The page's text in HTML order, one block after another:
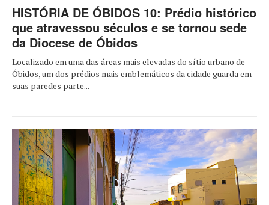
HISTÓRIA DE ÓBIDOS 10: Prédio histórico
que atravessou séculos e se tornou sede
da Diocese de Óbidos
Localizado em uma das áreas mais elevadas do sítio urbano de
Óbidos, um dos prédios mais emblemáticos da cidade guarda em
suas paredes parte...